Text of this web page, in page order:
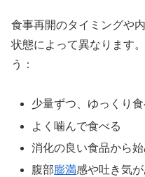
食事再開のタイミングや
状態によって異なります
う：
少量ずつ、ゆっくり食
よく噛んで食べる
消化の良い食品から始
腹部膨満感や吐き気